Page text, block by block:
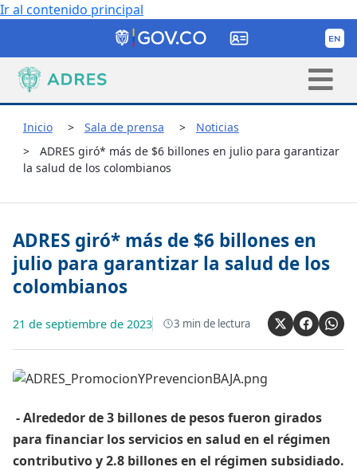
Ir al contenido principal
Inicio Sala de prensa
Noticias
ADRES giró* más de $6 billones en julio para garantizar
la salud de los colombianos
ADRES giró* más de $6 billones en
julio para garantizar la salud de los
colombianos
21 de septiembre de 2023 3 min de lectura
​ - Alrededor de 3 billones de pesos fueron girados
para financiar los servicios en salud en el régimen
contributivo y 2.8 billones en el régimen subsidiado.